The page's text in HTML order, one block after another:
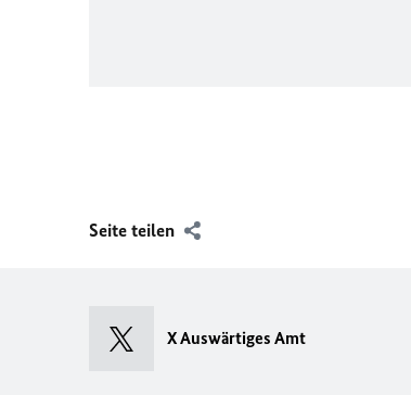
Seite teilen
X Auswärtiges Amt